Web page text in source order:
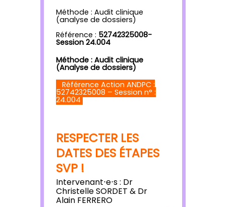
Méthode : Audit clinique
(analyse de dossiers)
Référence : 52742325008-
Session 24.004
Méthode : Audit clinique
(Analyse de dossiers)
Référence Action ANDPC :
52742325008 – Session n° :
24.004
RESPECTER LES
DATES DES ÉTAPES
SVP !
Intervenant⋅e⋅s : Dr
Christelle SORDET & Dr
Alain FERRERO